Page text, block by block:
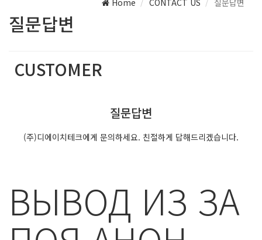
Home CONTACT US 질문답변
질문답변
CUSTOMER
질문답변
(주)디에이치테크에게 문의하세요. 친절하게 답해드리겠습니다.
ВЫВОД ИЗ ЗА